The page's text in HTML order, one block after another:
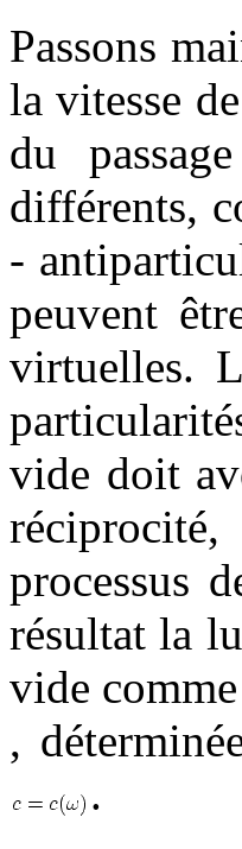
Passons
la vitesse
du
différents,
-
peuvent
virtuelles.
vide doit
processus
résultat la
vide
,
.